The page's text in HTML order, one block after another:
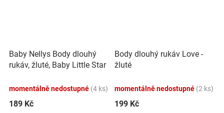
Baby Nellys Body dlouhý
rukáv, žluté, Baby Little Star
momentálně nedostupné (4 ks)
189 Kč
Body dlouhý rukáv Love -
žluté
momentálně nedostupné (2 ks)
199 Kč